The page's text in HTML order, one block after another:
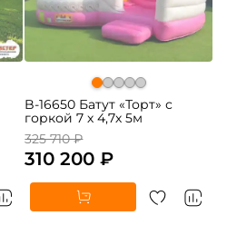
B-16650 Батут «Торт» с
горкой 7 х 4,7х 5м
325 710 ₽
310 200 ₽